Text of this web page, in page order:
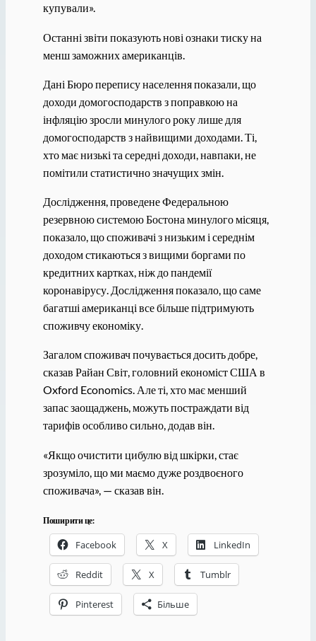
купували».
Останні звіти показують нові ознаки тиску на
менш заможних американців.
Дані Бюро перепису населення показали, що
доходи домогосподарств з поправкою на
інфляцію зросли минулого року лише для
домогосподарств з найвищими доходами. Ті,
хто має низькі та середні доходи, навпаки, не
помітили статистично значущих змін.
Дослідження, проведене Федеральною
резервною системою Бостона минулого місяця,
показало, що споживачі з низьким і середнім
доходом стикаються з вищими боргами по
кредитних картках, ніж до пандемії
коронавірусу. Дослідження показало, що саме
багатші американці все більше підтримують
споживчу економіку.
Загалом споживач почувається досить добре,
сказав Райан Світ, головний економіст США в
Oxford Economics. Але ті, хто має менший
запас заощаджень, можуть постраждати від
тарифів особливо сильно, додав він.
«Якщо очистити цибулю від шкірки, стає
зрозуміло, що ми маємо дуже роздвоєного
споживача», — сказав він.
Поширити це:
Facebook X LinkedIn
Reddit X Tumblr
Pinterest Більше